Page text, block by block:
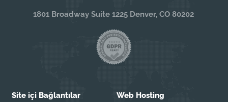
1801 Broadway Suite 1225 Denver, CO 80202
Site içi Bağlantılar Web Hosting